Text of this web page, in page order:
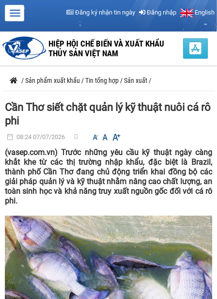
Đăng ký nhận tin ngày Đăng nhập English
HIỆP HỘI CHẾ BIẾN VÀ XUẤT KHẨU
THỦY SẢN VIỆT NAM
/Sản phẩm xuất khẩu /Tin tổng hợp /Sản xuất /
Cần Thơ siết chặt quản lý kỹ thuật nuôi cá rô
phi
08:24 07/07/2026
(vasep.com.vn) Trước những yêu cầu kỹ thuật ngày càng
khắt khe từ các thị trường nhập khẩu, đặc biệt là Brazil,
thành phố Cần Thơ đang chủ động triển khai đồng bộ các
giải pháp quản lý và kỹ thuật nhằm nâng cao chất lượng, an
toàn sinh học và khả năng truy xuất nguồn gốc đối với cá rô
phi.